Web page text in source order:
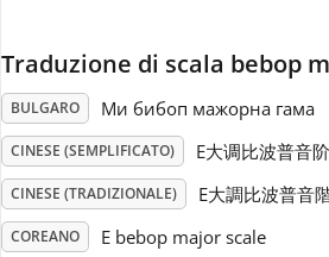
Traduzione di scala bebop
BULGARO Ми бибоп мажорна гама
CINESE (SEMPLIFICATO) E大调比波普音阶
CINESE (TRADIZIONALE) E大調比波普音
COREANO E bebop major scale